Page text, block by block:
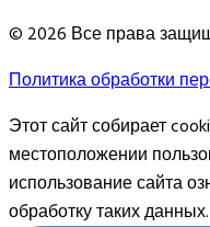
© 2026 Все права
Политика обработки
Этот сайт собирает
местоположении
использование сайта
обработку таких данных.